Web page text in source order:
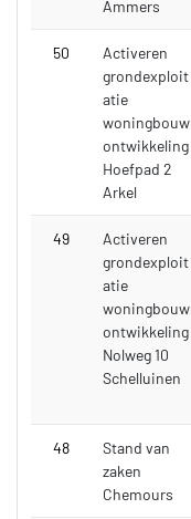
Ammers
50
Activeren
grondexploit
atie
woningbouw
ontwikkeling
Hoefpad 2
Arkel
49
Activeren
grondexploit
atie
woningbouw
ontwikkeling
Nolweg 10
Schelluinen
48
Stand van
zaken
Chemours